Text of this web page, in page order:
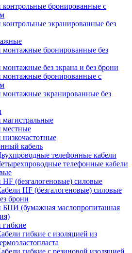
контрольные бронированные с
контрольные экранированные без
монтажные бронированные без
монтажные без экрана и без брони
монтажные бронированные с
монтажные экранированные без
магистральные
местные
низкочастотные
кабель
телефонные кабели
телефонные кабели
HF (безгалогеновые) силовые
HF (безгалогеновые) силовые
брони
БПИ (бумажная маслопропитанная
гибкие
гибкие с изоляцией из
гибкие с резиновой изоляцией